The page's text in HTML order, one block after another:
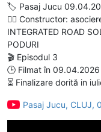
🏷️ Pasaj Jucu
👷‍♂️ Constructor:
INTEGRATED ROAD
PODURI
🎬 Episodul 3
🕒 Filmat în 09.04.2026
⏳ Finalizare dorită in
Pasaj Jucu, CLUJ,